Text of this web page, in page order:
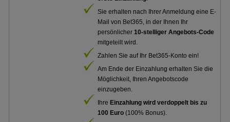
Sie erhalten nach Ihrer Anmeldung eine E-
Mail von Bet365, in der Ihnen Ihr
persönlicher10-stelliger Angebots-Code
mitgeteilt wird.
Zahlen Sie auf Ihr Bet365-Konto ein!
Am Ende der Einzahlung erhalten Sie die
Möglichkeit, Ihren Angebotscode
einzugeben.
Ihre Einzahlung wird verdoppelt bis zu
100 Euro (100% Bonus).